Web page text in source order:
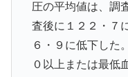
圧の平均値は、調
査後に１２２・７
６・９に低下した
０以上または最低